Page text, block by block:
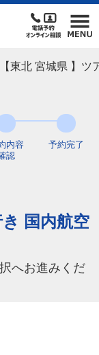
東北 宮城県 】ツ
内容
認
予約完了
国内航空
へお進みくだ